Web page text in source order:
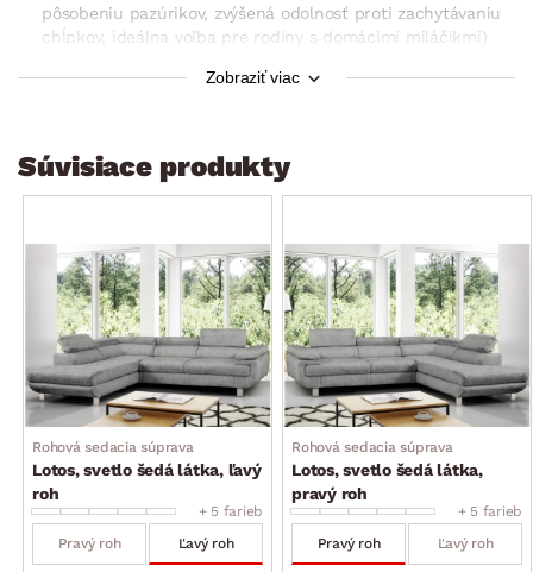
pôsobeniu pazúrikov, zvýšená odolnosť proti zachytávaniu
chĺpkov, ideálna voľba pre rodiny s domácimi miláčikmi)
prešitie poťahu sedadla
nohy: široký kovový profil, matne brúsený povrch, výška
11,5 cm
dodávané v čiastočnom demonte
Zobraziť viac
Súvisiace produkty
Rohová sedacia súprava
Lotos, svetlo šedá látka, ľavý
roh
+ 5 farieb
Pravý roh
Ľavý roh
Rohová sedacia súprava
Lotos, svetlo šedá látka,
pravý roh
+ 5 farieb
Pravý roh
Ľavý roh